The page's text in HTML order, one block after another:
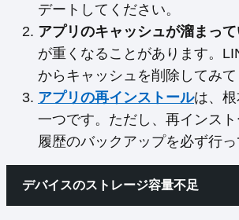
デートしてください。
アプリのキャッシュが溜まっ
が重くなることがあります。
からキャッシュを削除してみて
アプリの再インストールは、
一つです。ただし、再インス
履歴のバックアップを必ず行っ
デバイスのストレージ容量不足